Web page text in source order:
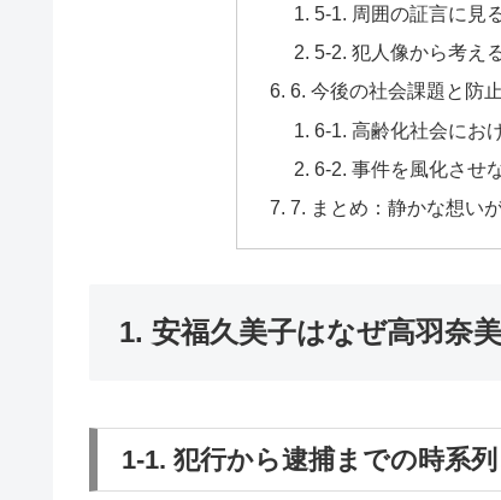
5-1. 周囲の証言に見
5-2. 犯人像から考え
6. 今後の社会課題と防
6-1. 高齢化社会にお
6-2. 事件を風化させ
7. まとめ：静かな想い
1. 安福久美子はなぜ高羽奈
1-1. 犯行から逮捕までの時系